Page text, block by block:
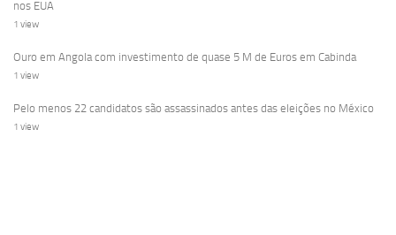
nos EUA
1 view
Ouro em Angola com investimento de quase 5 M de Euros em Cabinda
1 view
Pelo menos 22 candidatos são assassinados antes das eleições no México
1 view